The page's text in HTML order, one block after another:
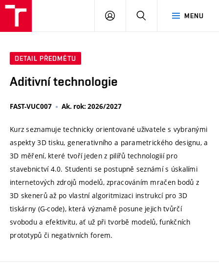
MENU
PŘIHLÁSIT
DETAIL PŘEDMĚTU
Aditivní technologie
FAST-VUC007 Ak. rok: 2026/2027
Kurz seznamuje technicky orientované uživatele s vybranými
aspekty 3D tisku, generativního a parametrického designu, a
3D měření, které tvoří jeden z pilířů technologiií pro
stavebnictví 4.0. Studenti se postupně seznámí s úskalími
internetových zdrojů modelů, zpracováním mračen bodů z
3D skenerů až po vlastní algoritmizaci instrukcí pro 3D
tiskárny (G-code), která významě posune jejich tvůrčí
svobodu a efektivitu, ať už při tvorbě modelů, funkčních
prototypů či negativních forem.